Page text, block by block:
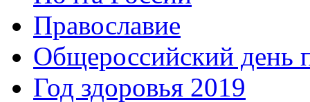
Православие
Общероссийский день
Год здоровья 2019